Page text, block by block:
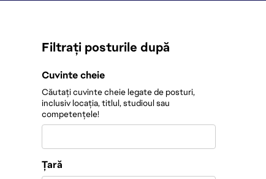
Filtrați posturile după
Filtrați posturile după
Cuvinte cheie
Căutați cuvinte cheie legate de posturi,
inclusiv locația, titlul, studioul sau
competențele!
Țară